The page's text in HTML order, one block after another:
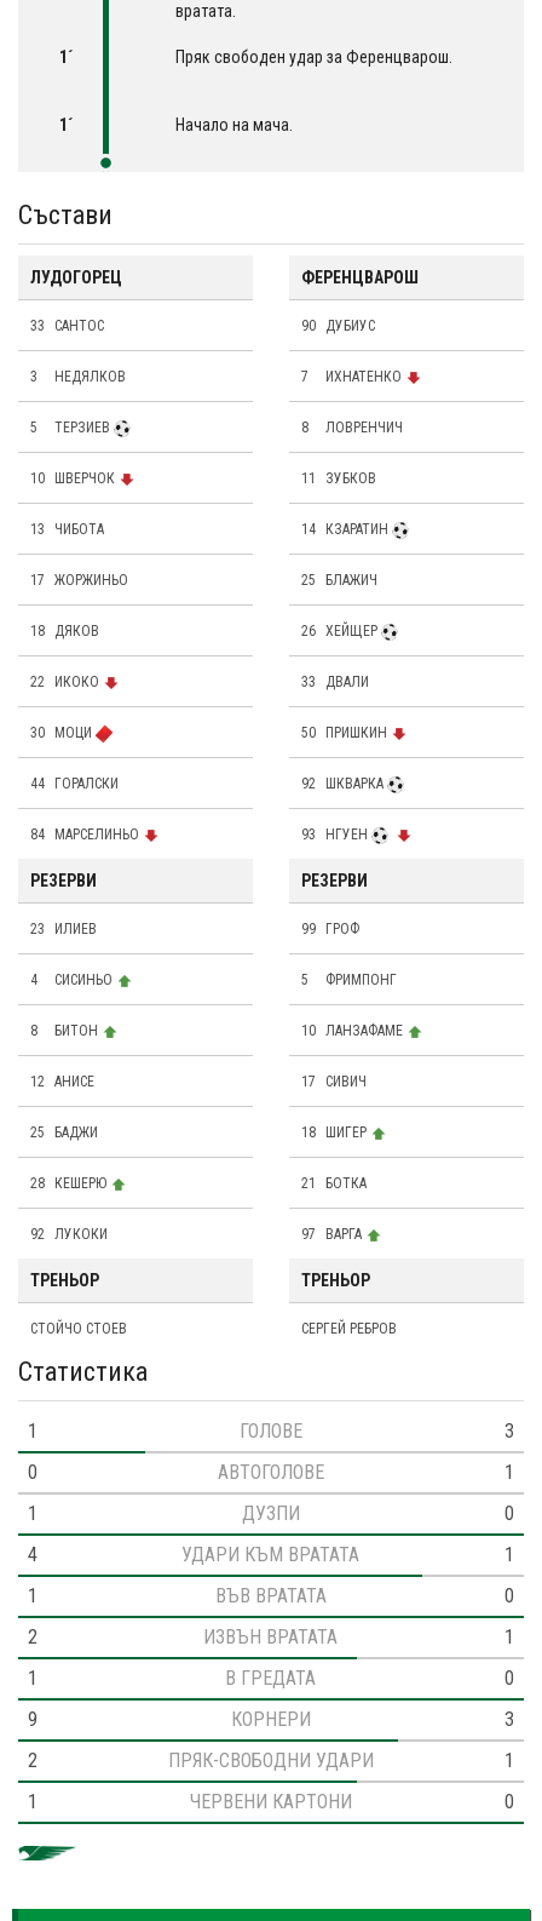
вратата.
1´ Пряк свободен удар за Ференцварош.
1´ Начало на мача.
Състави
ЛУДОГОРЕЦ
33 САНТОС
3 НЕДЯЛКОВ
5 ТЕРЗИЕВ
10 ШВЕРЧОК
13 ЧИБОТА
17 ЖОРЖИНЬО
18 ДЯКОВ
22 ИКОКО
30 МОЦИ
44 ГОРАЛСКИ
84 МАРСЕЛИНЬО
РЕЗЕРВИ
23 ИЛИЕВ
4 СИСИНЬО
8 БИТОН
12 АНИСЕ
25 БАДЖИ
28 КЕШЕРЮ
92 ЛУКОКИ
ФЕРЕНЦВАРОШ
90 ДУБИУС
7 ИХНАТЕНКО
8 ЛОВРЕНЧИЧ
11 ЗУБКОВ
14 КЗАРАТИН
25 БЛАЖИЧ
26 ХЕЙЩЕР
33 ДВАЛИ
50 ПРИШКИН
92 ШКВАРКА
93 НГУЕН
РЕЗЕРВИ
99 ГРОФ
5 ФРИМПОНГ
10 ЛАНЗАФAМE
17 СИВИЧ
18 ШИГЕР
21 БОТКА
97 ВАРГА
ТРЕНЬОР
СТОЙЧО СТОЕВ
ТРЕНЬОР
СЕРГЕЙ РЕБРОВ
Статистика
1 ГОЛОВЕ
3
0
АВТОГОЛОВЕ
1
1
ДУЗПИ
0
4
УДАРИ КЪМ ВРАТАТА
1
1
ВЪВ ВРАТАТА
0
2
ИЗВЪН ВРАТАТА
1
1
В ГРЕДАТА
0
9
КОРНЕРИ
3
2
ПРЯК-СВОБОДНИ УДАРИ
1
1
ЧЕРВЕНИ КАРТОНИ 0